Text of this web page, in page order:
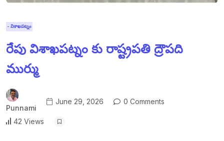
- విశాఖపట్నం
రేపు విశాఖపట్నం కు రాష్ట్రపతి ద్రౌపది
ముర్ము
Punnami
June 29, 2026 0 Comments
42 Views